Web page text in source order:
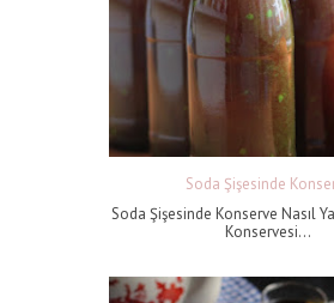
Soda Şişesinde
Soda Şişesinde Konserve Nasıl
Konservesi...